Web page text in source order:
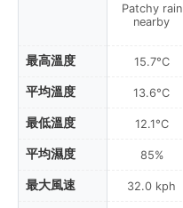
最高溫度
平均溫度
最低溫度
平均濕度
最大風速
Patchy rain
nearby
15.7°C
13.6°C
12.1°C
85%
32.0 kph